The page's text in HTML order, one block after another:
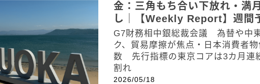
金：三角もち合い下放れ・満
し｜【Weekly Report】週間
G7財務相中銀総裁会議 為替や中
ク、貿易摩擦が焦点・日本消費者
数 先行指標の東京コアは3カ月連
割れ
2026/05/18